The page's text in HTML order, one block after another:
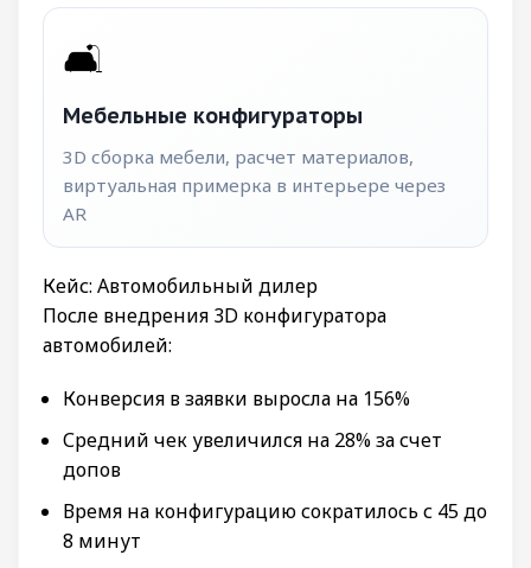
🛋️
Мебельные конфигураторы
3D сборка мебели, расчет материалов,
виртуальная примерка в интерьере через
AR
Кейс: Автомобильный дилер
После внедрения 3D конфигуратора
автомобилей:
Конверсия в заявки выросла на 156%
Средний чек увеличился на 28% за счет
допов
Время на конфигурацию сократилось с 45 до
8 минут